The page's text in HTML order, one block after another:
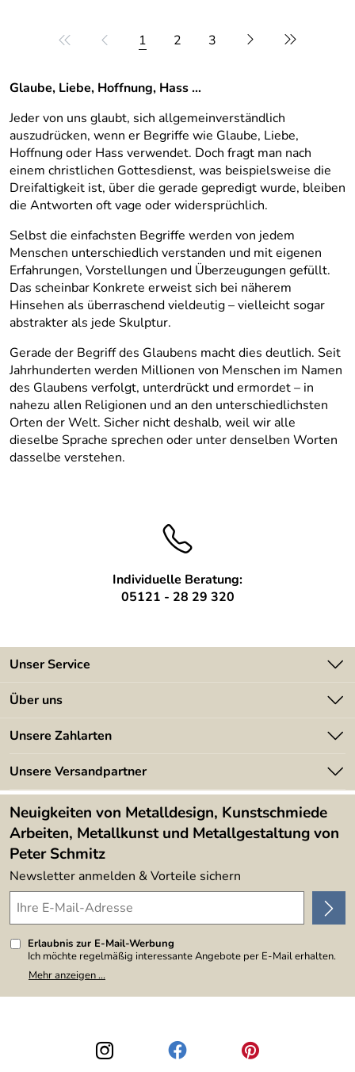
1 2 3
Glaube, Liebe, Hoffnung, Hass …
Jeder von uns glaubt, sich allgemeinverständlich
auszudrücken, wenn er Begriffe wie Glaube, Liebe,
Hoffnung oder Hass verwendet. Doch fragt man nach
einem christlichen Gottesdienst, was beispielsweise die
Dreifaltigkeit ist, über die gerade gepredigt wurde, bleiben
die Antworten oft vage oder widersprüchlich.
Selbst die einfachsten Begriffe werden von jedem
Menschen unterschiedlich verstanden und mit eigenen
Erfahrungen, Vorstellungen und Überzeugungen gefüllt.
Das scheinbar Konkrete erweist sich bei näherem
Hinsehen als überraschend vieldeutig – vielleicht sogar
abstrakter als jede Skulptur.
Gerade der Begriff des Glaubens macht dies deutlich. Seit
Jahrhunderten werden Millionen von Menschen im Namen
des Glaubens verfolgt, unterdrückt und ermordet – in
nahezu allen Religionen und an den unterschiedlichsten
Orten der Welt. Sicher nicht deshalb, weil wir alle
dieselbe Sprache sprechen oder unter denselben Worten
dasselbe verstehen.
Individuelle Beratung:
05121 - 28 29 320
Unser Service
Kontakt
Kundeninformationen
Newsletter
Lieferbedingungen
Über uns
Angebote
Kundenbewertungen (394)
4,9/5
Unsere Zahlarten
Unsere Versandpartner
Neuigkeiten von Metalldesign, Kunstschmiede
Arbeiten, Metallkunst und Metallgestaltung von
Peter Schmitz
Newsletter anmelden & Vorteile sichern
Erlaubnis zur E-Mail-Werbung
Ich möchte regelmäßig interessante Angebote per E-Mail erhalten.
Meine E-Mail-Adresse wird nicht an andere Unternehmen
weitergegeben. Zu statistischen Zwecken wird in anonymer Form
den Link "Abmelden" am Ende des Newsletters anklicke. Die
Datenschutzerklärung
habe ich zur Kenntnis genommen.
Mehr anzeigen ...